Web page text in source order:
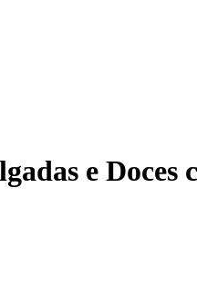
e Doces